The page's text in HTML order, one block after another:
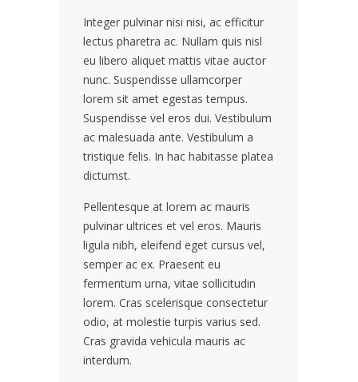
Integer pulvinar nisi nisi, ac efficitur
lectus pharetra ac. Nullam quis nisl
eu libero aliquet mattis vitae auctor
nunc. Suspendisse ullamcorper
lorem sit amet egestas tempus.
Suspendisse vel eros dui. Vestibulum
ac malesuada ante. Vestibulum a
tristique felis. In hac habitasse platea
dictumst.
Pellentesque at lorem ac mauris
pulvinar ultrices et vel eros. Mauris
ligula nibh, eleifend eget cursus vel,
semper ac ex. Praesent eu
fermentum urna, vitae sollicitudin
lorem. Cras scelerisque consectetur
odio, at molestie turpis varius sed.
Cras gravida vehicula mauris ac
interdum.